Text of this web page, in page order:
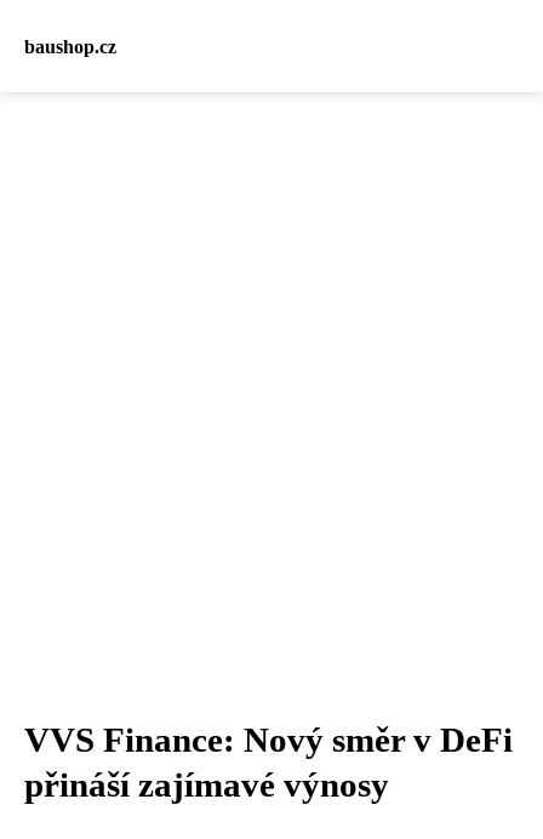
baushop.cz
VVS Finance: Nový směr v DeFi
přináší zajímavé výnosy